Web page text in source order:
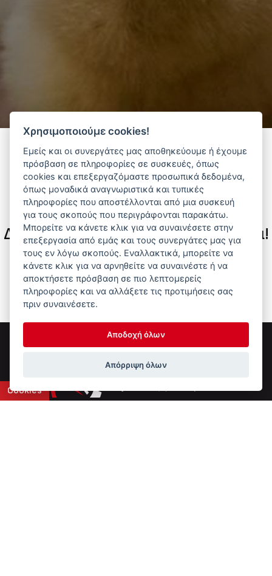
Cookies
Φίλτρα
Δεν υπάρχουν διαθέσιμα προϊόντα!
Αναζητήστε προϊόντα που σας ενδιαφέρουν ανά
κατηγορία ή προμηθευτή.
Χρησιμοποιούμε cookies!
Εμείς και οι συνεργάτες μας αποθηκεύουμε ή έχουμε
πρόσβαση σε πληροφορίες σε συσκευές, όπως
cookies και επεξεργαζόμαστε προσωπικά δεδομένα,
όπως μοναδικά αναγνωριστικά και τυπικές
πληροφορίες που αποστέλλονται από μια συσκευή
για τους σκοπούς που περιγράφονται παρακάτω.
Μπορείτε να κάνετε κλικ για να συναινέσετε στην
επεξεργασία από εμάς και τους συνεργάτες μας για
τους εν λόγω σκοπούς. Εναλλακτικά, μπορείτε να
κάνετε κλικ για να αρνηθείτε να συναινέστε ή να
αποκτήσετε πρόσβαση σε πιο λεπτομερείς
πληροφορίες και να αλλάξετε τις προτιμήσεις σας
πριν συναινέσετε.
Αποδοχή όλων
Απόρριψη όλων